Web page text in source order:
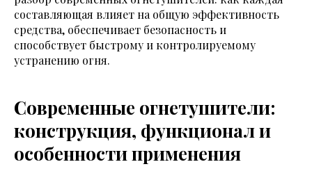
составляющая влияет на общую эффективность
средства, обеспечивает безопасность и
способствует быстрому и контролируемому
устранению огня.
Современные огнетушители:
конструкция, функционал и
особенности применения